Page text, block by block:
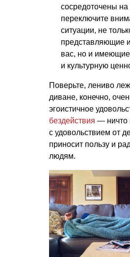
сосредоточены
переключите
ситуации, не
представляющие
вас, но и
и культурную
Поверьте, лениво
диване, конечно,
эгоистичное
бездействия — ничто
с удовольствием от
приносит пользу и
людям.